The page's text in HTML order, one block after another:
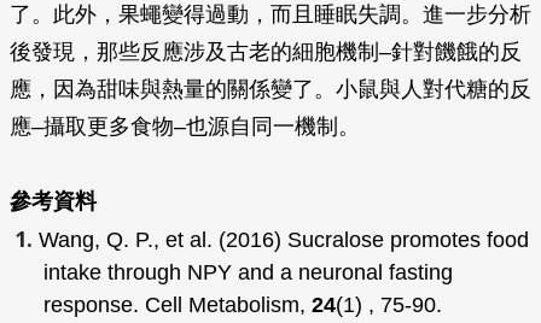
了。此外，果蠅變得過動，而且睡眠失調。進一步分析
後發現，那些反應涉及古老的細胞機制–針對饑餓的反
應，因為甜味與熱量的關係變了。小鼠與人對代糖的反
應–攝取更多食物–也源自同一機制。
參考資料
Wang, Q. P., et al . (2016) Sucralose promotes food
intake through NPY and a neuronal fasting
response. Cell Metabolism, 24(1) , 75-90.